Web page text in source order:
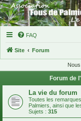
FAQ
Site Forum
Forum de
La vie du forum
Toutes les
Palmiers, ainsi que
Sujets : 315